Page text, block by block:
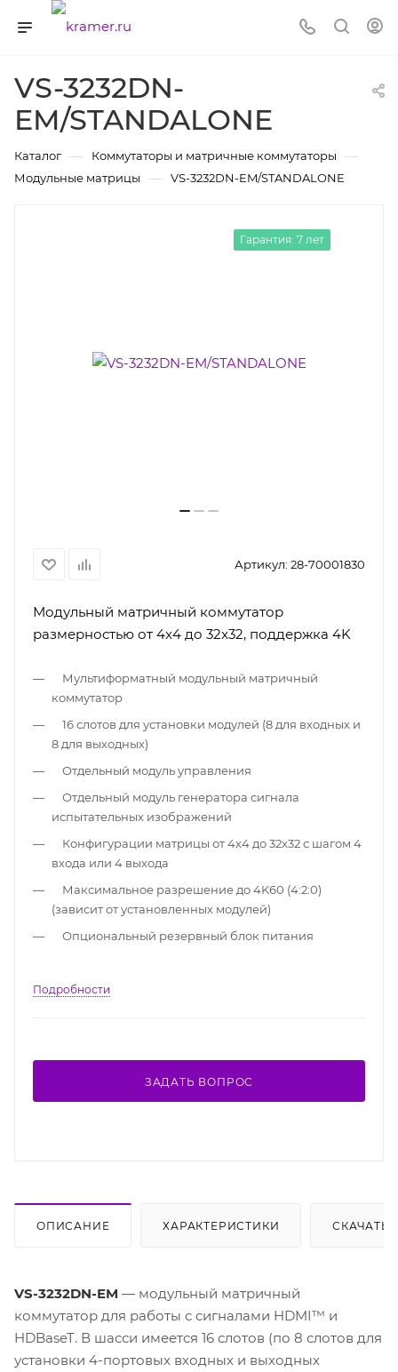
VS-3232DN-
EM/STANDALONE
Каталог — Коммутаторы и матричные коммутаторы —
Модульные матрицы — VS-3232DN-EM/STANDALONE
Гарантия: 7 лет
Артикул: 28-70001830
Модульный матричный коммутатор
размерностью от 4x4 до 32x32, поддержка 4K
Мультиформатный модульный матричный
коммутатор
16 слотов для установки модулей (8 для входных и
8 для выходных)
Отдельный модуль управления
Отдельный модуль генератора сигнала
испытательных изображений
Конфигурации матрицы от 4х4 до 32х32 с шагом 4
входа или 4 выхода
Максимальное разрешение до 4K60 (4:2:0)
(зависит от установленных модулей)
Опциональный резервный блок питания
Подробности
ЗАДАТЬ ВОПРОС
ОПИСАНИЕ ХАРАКТЕРИСТИКИ СКАЧАТЬ
VS-3232DN-EM — модульный матричный
коммутатор для работы с сигналами HDMI™ и
HDBaseT. В шасси имеется 16 слотов (по 8 слотов для
установки 4-портовых входных и выходных